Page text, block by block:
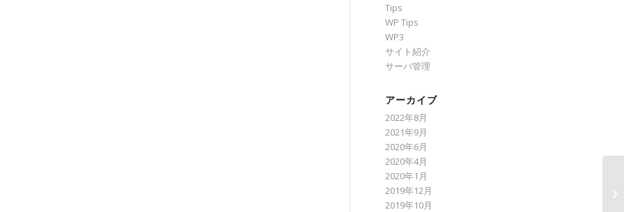
Tips
WP Tips
WP3
サイト紹介
サーバ管理
アーカイブ
2022年8月
2021年9月
2020年6月
2020年4月
2020年1月
2019年12月
2019年10月